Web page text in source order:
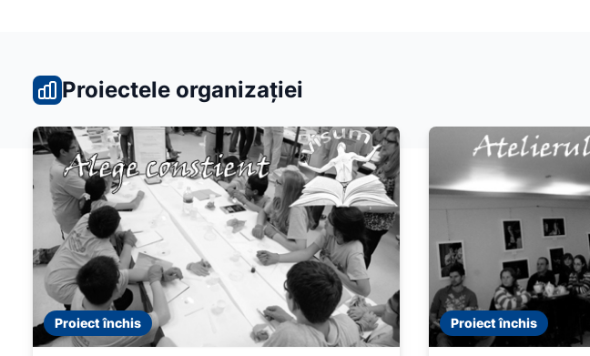
Proiectele organizației
Proiect închis Proiect închis